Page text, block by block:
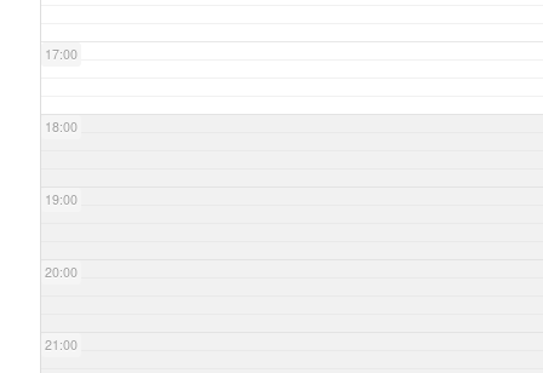
17:00
18:00
19:00
20:00
21:00